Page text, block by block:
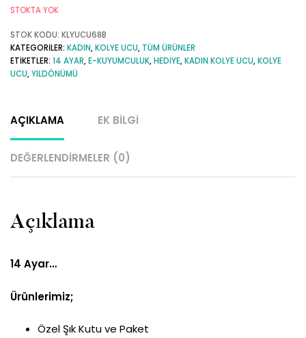
STOKTA YOK
STOK KODU: KLYUCU68B
KATEGORILER: KADIN,KOLYE UCU, TÜM ÜRÜNLER
ETIKETLER: 14 AYAR,E-KUYUMCULUK,HEDIYE,KADIN KOLYE UCU,KOLYE
UCU,YILDÖNÜMÜ
AÇIKLAMA EK BILGI
DEĞERLENDIRMELER (0)
Açıklama
14 Ayar…
Ürünlerimiz;
Özel Şık Kutu ve Paket